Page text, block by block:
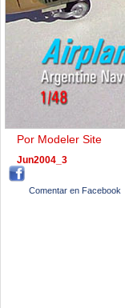
Por Modeler Site
Jun2004_3
Comentar en Facebook